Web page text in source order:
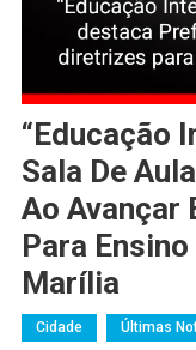
“Educação
Sala De
Ao Avançar
Para
Marília
Cidade Últimas